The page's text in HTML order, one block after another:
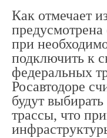
Как отмечает
при
подключить к
федеральных
Росавтодоре
будут
трассы, что